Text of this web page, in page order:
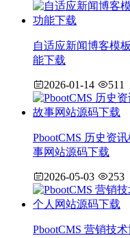
自适应新闻博客模
能下载
2026-01-14 511
PbootCMS 历史资
事网站源码下载
2026-05-03 253
PbootCMS 营销技